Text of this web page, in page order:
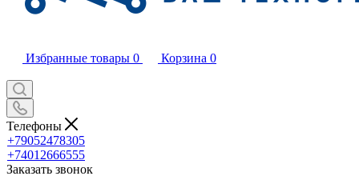
Избранные товары 0 Корзина 0
Телефоны
+79052478305
+74012666555
Заказать звонок